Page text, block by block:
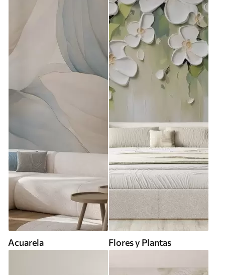
Acuarela Flores y Plantas